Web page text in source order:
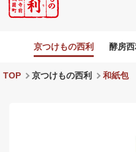
京つけもの西利 酵房西
TOP 京つけもの西利 和紙包